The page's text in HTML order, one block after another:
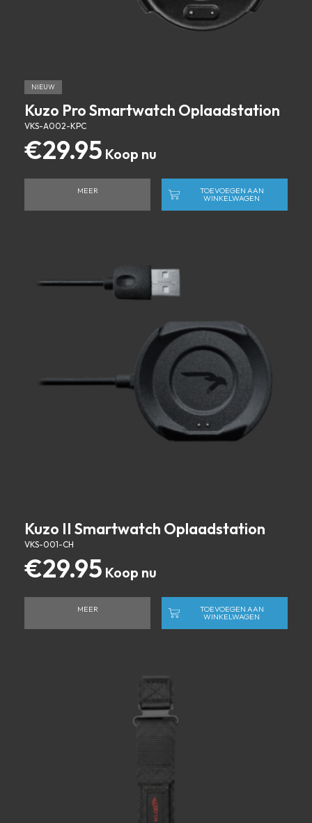
NIEUW
Kuzo Pro Smartwatch Oplaadstation
VKS-A002-KPC
€29.95
MEER TOEVOEGEN AAN
WINKELWAGEN
Kuzo II Smartwatch Oplaadstation
VKS-001-CH
€29.95
MEER TOEVOEGEN AAN
WINKELWAGEN